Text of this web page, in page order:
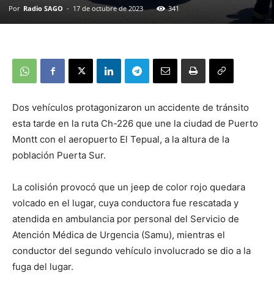
Por Radio SAGO - 17 de octubre de 2023 341
Dos vehículos protagonizaron un accidente de tránsito
esta tarde en la ruta Ch-226 que une la ciudad de Puerto
Montt con el aeropuerto El Tepual, a la altura de la
población Puerta Sur.
La colisión provocó que un jeep de color rojo quedara
volcado en el lugar, cuya conductora fue rescatada y
atendida en ambulancia por personal del Servicio de
Atención Médica de Urgencia (Samu), mientras el
conductor del segundo vehículo involucrado se dio a la
fuga del lugar.